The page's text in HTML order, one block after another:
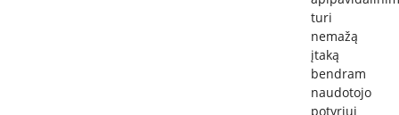
turi
nemažą
įtaką
bendram
naudotojo
potyriui